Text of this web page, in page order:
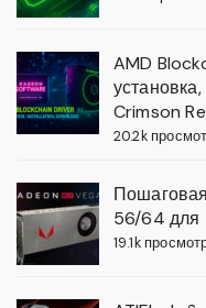
AMD
Crimson
20.2k
56/64 для
19.1k